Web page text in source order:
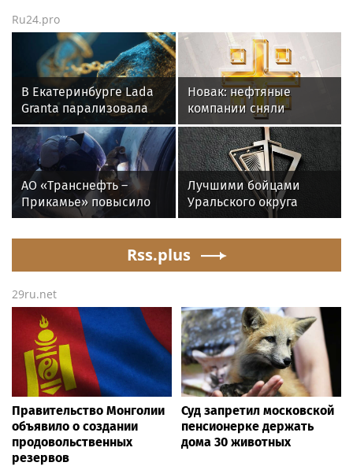
Ru24.pro
В Екатеринбурге Lada
Granta парализовала
движение на
Амундсена
Новак: нефтяные
компании сняли
ограничения на отпуск
топлива
АО «Транснефть –
Прикамье» повысило
надежность
инфраструктуры в
Лучшими бойцами
Уральского округа
Росгвардии стали
озерского соединения
Rss.plus
29ru.net
Правительство Монголии
объявило о создании
продовольственных
резервов
Суд запретил московской
пенсионерке держать
дома 30 животных